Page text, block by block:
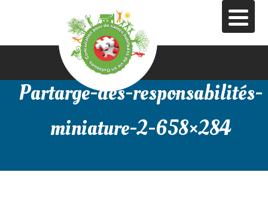
Partarge-des-responsabilités-
miniature-2-658×284